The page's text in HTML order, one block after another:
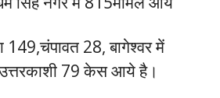
149,चंपावत 28, बागेश्वर में
79 केस आये है।